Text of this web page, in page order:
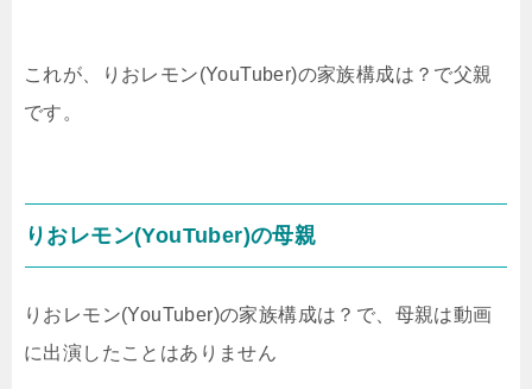
これが、りおレモン(YouTuber)の家族構成は？で父親
です。
りおレモン(YouTuber)の母親
りおレモン(YouTuber)の家族構成は？で、母親は動画
に出演したことはありません